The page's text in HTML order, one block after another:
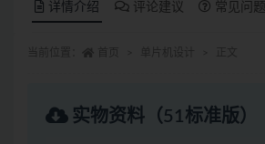
详情介绍 评论建议 常见问题
实物资料（51标准版）